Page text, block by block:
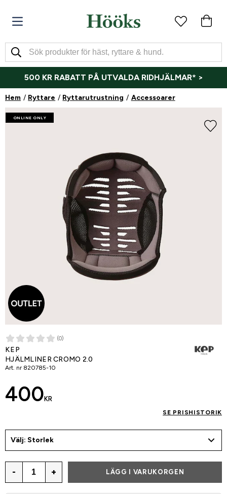
500 KR RABATT PÅ UTVALDA RIDHJÄLMAR* >
Hem Ryttare Ryttarutrustning Accessoarer
ONLINE ONLY
(0)
KEP
HJÄLMLINER CROMO 2.0
Art. nr 820785-10
400 KR
SE PRISHISTORIK
Välj: Storlek
- + LÄGG I VARUKORGEN